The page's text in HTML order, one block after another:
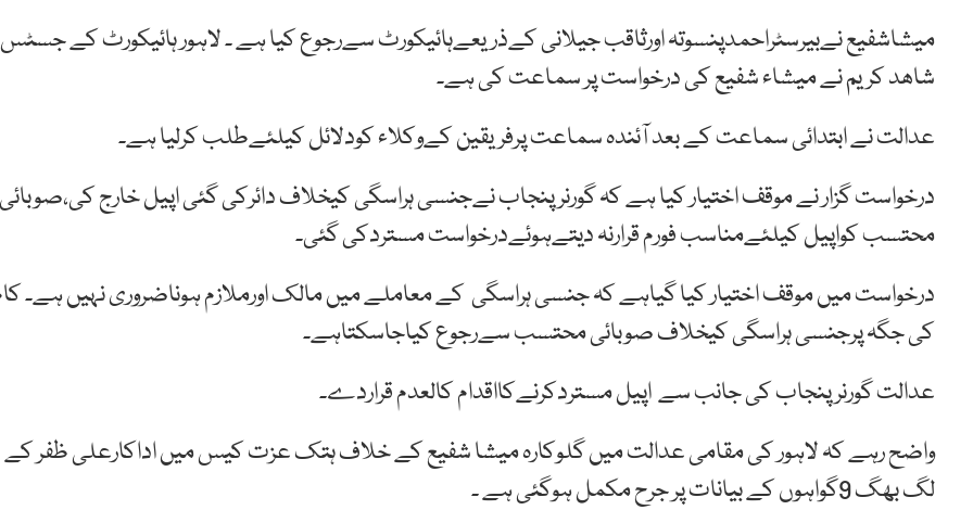
میشاشفیع نےبیرسٹراحمدپنسوتہ اورثاقب جیلانی کےذریعےہائیکورٹ سےرجوع کیا ہے ۔ لاہور ہائیکورٹ کے جسٹس
شاھد کریم نے میشاء شفیع کی درخواست پر سماعت کی ہے۔
عدالت نے ابتدائی سماعت کے بعد آئندہ سماعت پرفریقین کےوکلاء کودلائل کیلئےطلب کرلیا ہے۔
درخواست گزار نے موقف اختیار کیا ہے کہ گورنرپنجاب نےجنسی ہراسگی کیخلاف دائرکی گئی اپیل خارج کی،صوبائی
محتسب کواپیل کیلئےمناسب فورم قرارنہ دیتےہوئےدرخواست مستردکی گئی۔
درخواست میں موقف اختیار کیا گیاہے کہ جنسی ہراسگی کے معاملے میں مالک اورملازم ہوناضروری نہیں ہے۔
کی جگہ پرجنسی ہراسگی کیخلاف صوبائی محتسب سےرجوع کیاجاسکتاہے۔
عدالت گورنرپنجاب کی جانب سے اپیل مستردکرنےکااقدام کالعدم قراردے۔
واضح رہے کہ لاہور کی مقامی عدالت میں گلوکارہ میشا شفیع کے خلاف ہتک عزت کیس میں اداکارعلی ظفر کے
لگ بھگ 9گواہوں کے بیانات پر جرح مکمل ہوگئی ہے ۔